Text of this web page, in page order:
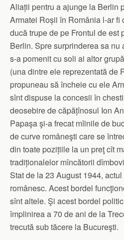
Aliații pentru a ajunge la Berlin
Armatei Roșii în România l-ar fi
ducă trupe de pe Frontul de est
Berlin. Spre surprinderea sa nu
s-a pomenit cu soli ai altor
(una dintre ele reprezentată de
propuneau să încheie cu ele
sînt dispuse la concesii în
deosebire de căpățînosul Ion
Papaşa şi-a frecat mîinile de
de curve româneşti care se
din toate pozițiile la un preţ cît
tradiționalelor mîncătorii
Stat de la 23 August 1944,
românesc. Acest bordel
sînt altele. Şi acest bordel
împlinirea a 70 de ani de la
trecută sub tăcere la Bucureşti.